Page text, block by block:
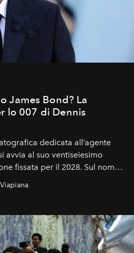
James Bond? La
lo 007 di Dennis
dedicata all’agente
avvia al suo ventiseiesimo
fissata per il 2028. Sul nome
l’eredità di Daniel
il più assoluto riserbo.